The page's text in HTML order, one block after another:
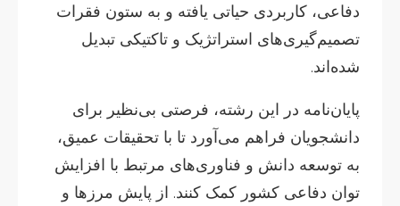
دفاعی، کاربردی حیاتی یافته و به ستون فقرات
تصمیم‌گیری‌های استراتژیک و تاکتیکی تبدیل
شده‌اند.
پایان‌نامه در این رشته، فرصتی بی‌نظیر برای
دانشجویان فراهم می‌آورد تا با تحقیقات عمیق،
به توسعه دانش و فناوری‌های مرتبط با افزایش
توان دفاعی کشور کمک کنند. از پایش مرزها و